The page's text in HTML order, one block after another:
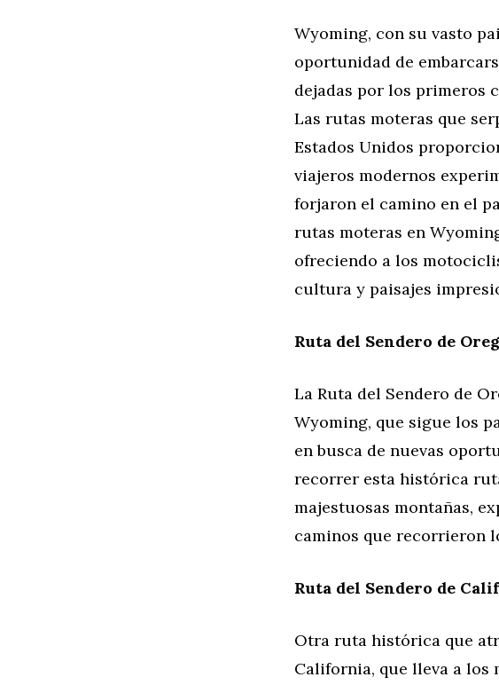
Wyoming, con su vasto
oportunidad de
dejadas por los primeros
Las rutas moteras que
Estados Unidos
viajeros modernos
forjaron el camino en el
rutas moteras en
ofreciendo a los
cultura y paisajes
Ruta del Sendero de
La Ruta del Sendero de
Wyoming, que sigue los
en busca de nuevas
recorrer esta histórica
majestuosas montañas,
caminos que recorrieron
Ruta del Sendero de
Otra ruta histórica que
California, que lleva a los